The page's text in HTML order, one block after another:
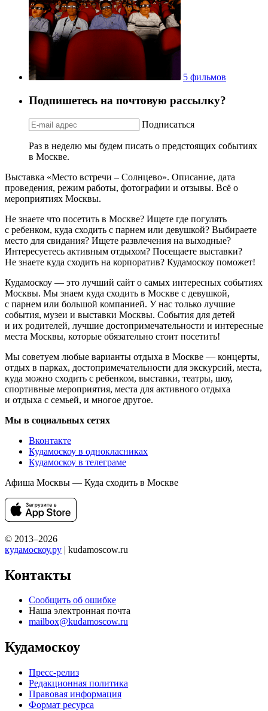
5 фильмов
Подпишетесь на почтовую рассылку?
Подписаться
Раз в неделю мы будем писать о предстоящих событиях
в Москве.
Выставка «Место встречи – Солнцево». Описание, дата
проведения, режим работы, фотографии и отзывы. Всё о
мероприятиях Москвы.
Не знаете что посетить в Москве? Ищете где погулять
с ребенком, куда сходить с парнем или девушкой? Выбираете
место для свидания? Ищете развлечения на выходные?
Интересуетесь активным отдыхом? Посещаете выставки?
Не знаете куда сходить на корпоратив? Кудамоскоу поможет!
Кудамоскоу — это лучший сайт о самых интересных событиях
Москвы. Мы знаем куда сходить в Москве с девушкой,
с парнем или большой компанией. У нас только лучшие
события, музеи и выставки Москвы. События для детей
и их родителей, лучшие достопримечательности и интересные
места Москвы, которые обязательно стоит посетить!
Мы советуем любые варианты отдыха в Москве — концерты,
отдых в парках, достопримечательности для экскурсий, места,
куда можно сходить с ребенком, выставки, театры, шоу,
спортивные мероприятия, места для активного отдыха
и отдыха с семьей, и многое другое.
Мы в социальных сетях
Вконтакте
Кудамоскоу в однокласниках
Кудамоскоу в телеграме
Афиша Москвы — Куда сходить в Москве
© 2013–2026
кудамоскоу.ру | kudamoscow.ru
Контакты
Сообщить об ошибке
Наша электронная почта
mailbox@kudamoscow.ru
Кудамоскоу
Пресс-релиз
Редакционная политика
Правовая информация
Формат ресурса